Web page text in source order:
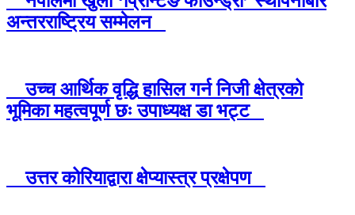
अन्तरराष्ट्रिय सम्मेलन
उच्च आर्थिक वृद्धि हासिल गर्न निजी क्षेत्रको
भूमिका महत्वपूर्ण छः उपाध्यक्ष डा भट्ट
उत्तर कोरियाद्वारा क्षेप्यास्त्र प्रक्षेपण